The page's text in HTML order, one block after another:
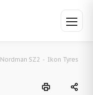
Nordman SZ2 - Ikon Tyres